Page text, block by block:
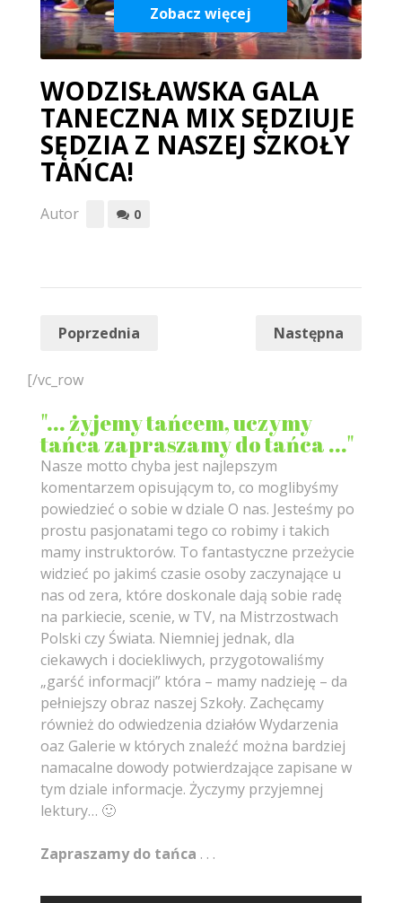
Zobacz więcej
WODZISŁAWSKA GALA
TANECZNA MIX SĘDZIUJE
SĘDZIA Z NASZEJ SZKOŁY
TAŃCA!
Autor 0
Poprzednia Następna
[/vc_row
"... żyjemy tańcem, uczymy
tańca zapraszamy do tańca ..."
Nasze motto chyba jest najlepszym
komentarzem opisującym to, co moglibyśmy
powiedzieć o sobie w dziale O nas. Jesteśmy po
prostu pasjonatami tego co robimy i takich
mamy instruktorów. To fantastyczne przeżycie
widzieć po jakimś czasie osoby zaczynające u
nas od zera, które doskonale dają sobie radę
na parkiecie, scenie, w TV, na Mistrzostwach
Polski czy Świata. Niemniej jednak, dla
ciekawych i dociekliwych, przygotowaliśmy
„garść informacji” która – mamy nadzieję – da
pełniejszy obraz naszej Szkoły. Zachęcamy
również do odwiedzenia działów Wydarzenia
oaz Galerie w których znaleźć można bardziej
namacalne dowody potwierdzające zapisane w
tym dziale informacje. Życzymy przyjemnej
lektury… 🙂
Zapraszamy do tańca . . .